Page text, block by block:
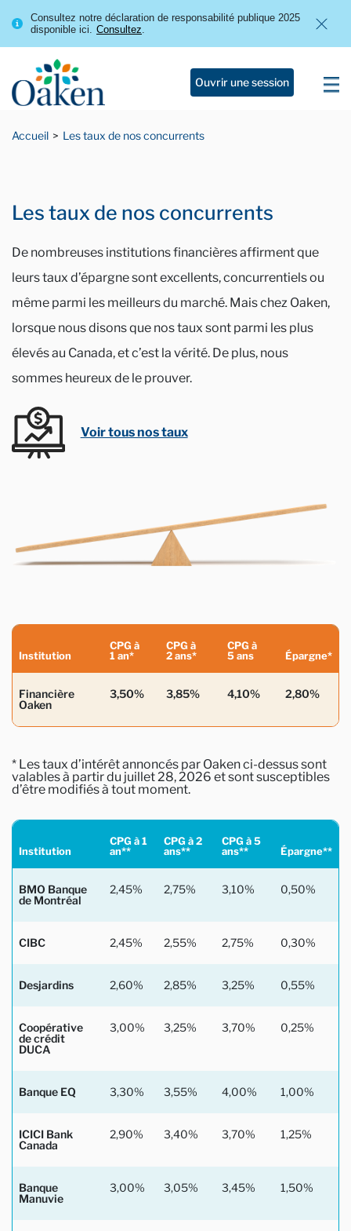
Consultez notre déclaration de responsabilité publique 2025
disponible ici. Consultez.
Ouvrir une session
Accueil Les taux de nos concurrents
Les taux de nos concurrents
De nombreuses institutions financières affirment que
leurs taux d’épargne sont excellents, concurrentiels ou
même parmi les meilleurs du marché. Mais chez Oaken,
lorsque nous disons que nos taux sont parmi les plus
élevés au Canada, et c’est la vérité. De plus, nous
sommes heureux de le prouver.
Voir tous nos taux
Institution
CPG à
1 an*
CPG à
2 ans*
CPG à
5 ans
Épargne*
Financière
Oaken
3,50% 3,85% 4,10% 2,80%
* Les taux d’intérêt annoncés par Oaken ci-dessus sont
valables à partir du juillet 28, 2026 et sont susceptibles
d’être modifiés à tout moment.
Institution
CPG à 1
an**
CPG à 2
ans**
CPG à 5
ans**
Épargne**
BMO Banque
de Montréal
2,45% 2,75% 3,10% 0,50%
CIBC 2,45% 2,55% 2,75% 0,30%
Desjardins 2,60% 2,85% 3,25% 0,55%
Coopérative
de crédit
DUCA
3,00% 3,25% 3,70% 0,25%
Banque EQ 3,30% 3,55% 4,00% 1,00%
ICICI Bank
Canada
2,90% 3,40% 3,70% 1,25%
Banque
Manuvie
3,00% 3,05% 3,45% 1,50%